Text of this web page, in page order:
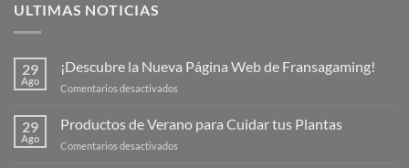
ULTIMAS NOTICIAS
29
Ago
¡Descubre la Nueva Página Web de Fransagaming!
Comentarios desactivados
Nueva
29
Ago
Productos de Verano para Cuidar tus Plantas
Comentarios desactivados